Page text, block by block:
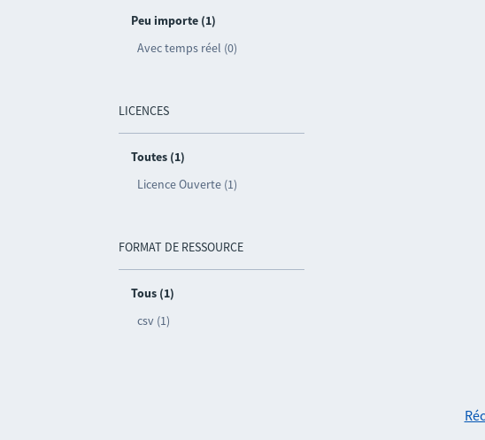
Peu importe (1)
Avec temps réel (0)
LICENCES
Toutes (1)
Licence Ouverte (1)
FORMAT DE RESSOURCE
Tous (1)
csv (1)